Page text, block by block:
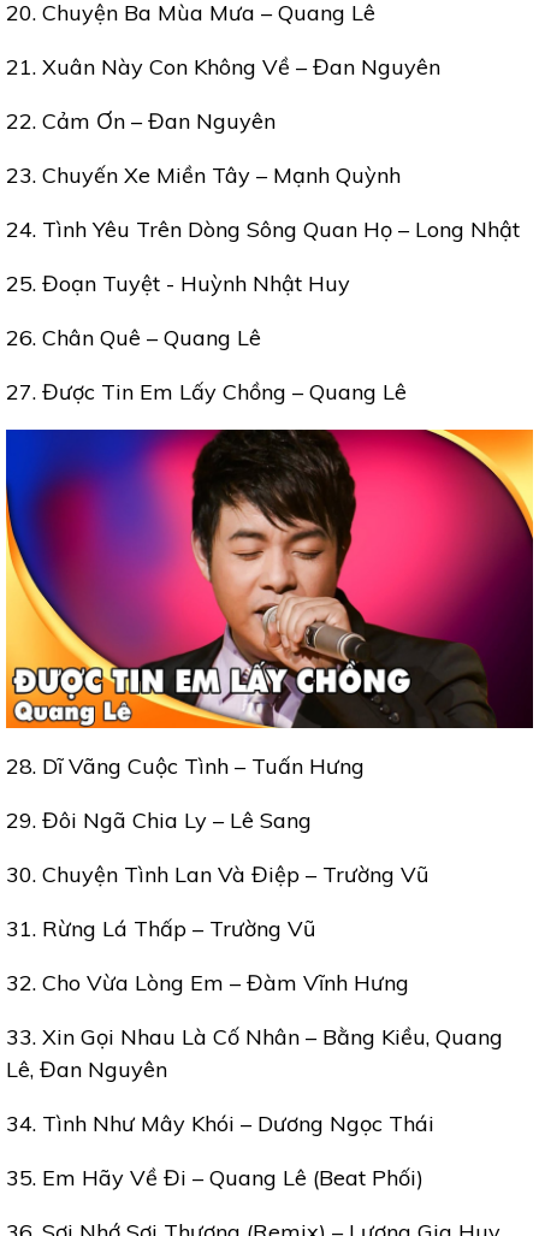
20. Chuyện Ba Mùa Mưa – Quang Lê
21. Xuân Này Con Không Về – Đan Nguyên
22. Cảm Ơn – Đan Nguyên
23. Chuyến Xe Miền Tây – Mạnh Quỳnh
24. Tình Yêu Trên Dòng Sông Quan Họ – Long Nhật
25. Đoạn Tuyệt - Huỳnh Nhật Huy
26. Chân Quê – Quang Lê
27. Được Tin Em Lấy Chồng – Quang Lê
28. Dĩ Vãng Cuộc Tình – Tuấn Hưng
29. Đôi Ngã Chia Ly – Lê Sang
30. Chuyện Tình Lan Và Điệp – Trường Vũ
31. Rừng Lá Thấp – Trường Vũ
32. Cho Vừa Lòng Em – Đàm Vĩnh Hưng
33. Xin Gọi Nhau Là Cố Nhân – Bằng Kiều, Quang
Lê, Đan Nguyên
34. Tình Như Mây Khói – Dương Ngọc Thái
35. Em Hãy Về Đi – Quang Lê (Beat Phối)